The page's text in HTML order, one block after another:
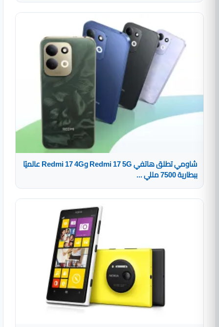
شاومي تطلق هاتفي Redmi 17 5G وRedmi 17 4G عالميًا
ببطارية 7500 مللي ...